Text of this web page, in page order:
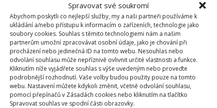
Spravovat své soukromí
Abychom poskytli co nejlepší služby, my a naši partneři používáme k
ukládání a/nebo přístupu k informacím o zařízeních, technologie jako
soubory cookies. Souhlas s těmito technologiemi nám a našim
partnerům umožní zpracovávat osobní údaje, jako je chování při
procházení nebo jedinečná ID na tomto webu. Nesouhlas nebo
odvolání souhlasu může nepříznivě ovlivnit určité vlastnosti a funkce.
Kliknutím níže vyjádřete souhlas s výše uvedeným nebo proveďte
podrobnější rozhodnutí. Vaše volby budou použity pouze na tomto
webu. Nastavení můžete kdykoli změnit, včetně odvolání souhlasu,
pomocí přepínačů v Zásadách cookies nebo kliknutím na tlačítko
Spravovat souhlas ve spodní části obrazovky.
Čekání na souhlas trvá maximálně 40 dní. Úřad by
vám měl poslat souhlas se stavbou a kopii ověřené
projektové dokumentace. Teprve nyní můžete začít
stavět. Jestliže vám úřad stavbu zakáže, čeká vás
další kolečko žádosti a celým procesem budete
muset projít ještě jednou. Stavbu stavební úřad
zakáže, odporuje-li například územnímu plánu
nebo se to nějak kříží s představami památkářů